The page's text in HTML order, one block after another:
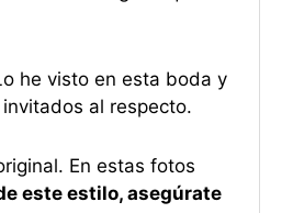
he visto en esta boda y
al respecto.
En estas fotos
este estilo, asegúrate